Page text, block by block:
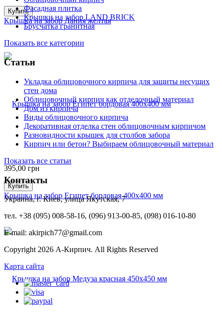
Купить
Крышка на забор Дания желтая
395,00 грн
Купить
Крышка на забор Египет бордовая 400х400 мм
Фасадная плитка
Крышки на забор LAND BRICK
Брусчатка гранитная
Показать все категории
Статьи
Укладка облицовочного кирпича для защиты несущих
стен дома
Облицовочный кирпич как отделочный материал
Дом из кирпича
Виды облицовочного кирпича
Декоративная отделка стен облицовочным кирпичом
Разновидности крышек для столбов забора
Кирпич или бетон? Выбираем облицовочный материал
Показать все статьи
Контакты
Украина, г. Киев, улица Якутская, 7
тел. +38 (095) 008-58-16, (096) 913-00-85, (098) 016-10-80
E-mail: akirpich77@gmail.com
Copyright 2026 А-Кирпич. All Rights Reserved
Карта сайта